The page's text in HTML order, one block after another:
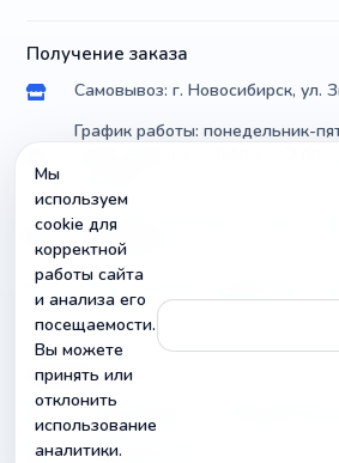
Получение заказа
Самовывоз: г. Новосибирск, ул.
График работы: понедельник-
Доставка по России почтой и
компаниями
Можно уточнить параметры и
Контакты
г. Новосибирск, ул. Зыряновская
info@radiobuy.ru
Мы
используем
cookie для
корректной
работы сайта
и анализа его
посещаемости.
Вы можете
принять или
отклонить
использование
аналитики.